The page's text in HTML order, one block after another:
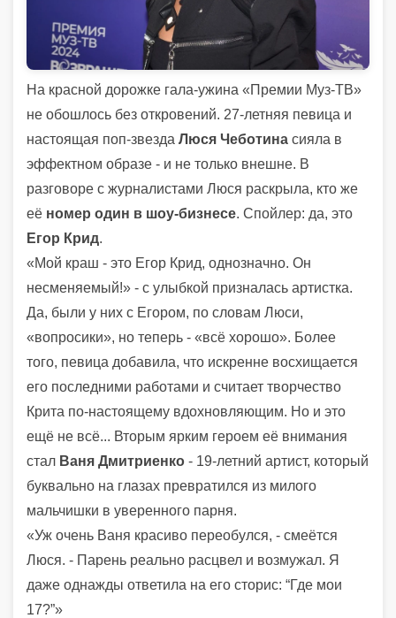
На красной дорожке гала-ужина «Премии Муз-ТВ»
не обошлось без откровений. 27-летняя певица и
настоящая поп-звезда Люся Чеботина сияла в
эффектном образе - и не только внешне. В
разговоре с журналистами Люся раскрыла, кто же
её номер один в шоу-бизнесе. Спойлер: да, это
Егор Крид.
«Мой краш - это Егор Крид, однозначно. Он
несменяемый!» - с улыбкой призналась артистка.
Да, были у них с Егором, по словам Люси,
«вопросики», но теперь - «всё хорошо». Более
того, певица добавила, что искренне восхищается
его последними работами и считает творчество
Крита по-настоящему вдохновляющим. Но и это
ещё не всё... Вторым ярким героем её внимания
стал Ваня Дмитриенко - 19-летний артист, который
буквально на глазах превратился из милого
мальчишки в уверенного парня.
«Уж очень Ваня красиво переобулся, - смеётся
Люся. - Парень реально расцвел и возмужал. Я
даже однажды ответила на его сторис: “Где мои
17?”»